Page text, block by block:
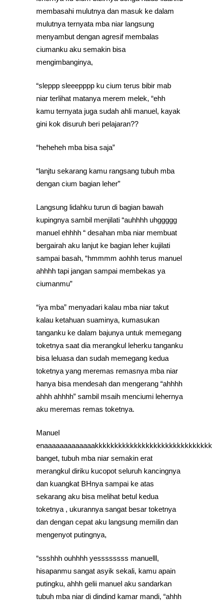
membasahi mulutnya dan masuk ke dalam
mulutnya ternyata mba niar langsung
menyambut dengan agresif membalas
ciumanku aku semakin bisa
mengimbanginya,
“sleppp sleeepppp ku cium terus bibir mab
niar terlihat matanya merem melek, “ehh
kamu ternyata juga sudah ahli manuel, kayak
gini kok disuruh beri pelajaran??
“heheheh mba bisa saja”
“lanjtu sekarang kamu rangsang tubuh mba
dengan cium bagian leher”
Langsung lidahku turun di bagian bawah
kupingnya sambil menjilati “auhhhh uhggggg
manuel ehhhh “ desahan mba niar membuat
bergairah aku lanjut ke bagian leher kujilati
sampai basah, “hmmmm aohhh terus manuel
ahhhh tapi jangan sampai membekas ya
ciumanmu”
“iya mba” menyadari kalau mba niar takut
kalau ketahuan suaminya, kumasukan
tanganku ke dalam bajunya untuk memegang
toketnya saat dia merangkul leherku tanganku
bisa leluasa dan sudah memegang kedua
toketnya yang meremas remasnya mba niar
hanya bisa mendesah dan mengerang “ahhhh
ahhh ahhhh” sambil msaih menciumi lehernya
aku meremas remas toketnya.
Manuel
enaaaaaaaaaaaaakkkkkkkkkkkkkkkkkkkkkkkkkkkkkk
banget, tubuh mba niar semakin erat
merangkul diriku kucopot seluruh kancingnya
dan kuangkat BHnya sampai ke atas
sekarang aku bisa melihat betul kedua
toketnya , ukurannya sangat besar toketnya
dan dengan cepat aku langsung memilin dan
mengenyot putingnya,
“ssshhh ouhhhh yessssssss manuelll,
hisapanmu sangat asyik sekali, kamu apain
putingku, ahhh gelii manuel aku sandarkan
tubuh mba niar di dindind kamar mandi, “ahhh